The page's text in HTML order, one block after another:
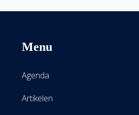
Menu
Agenda
Artikelen